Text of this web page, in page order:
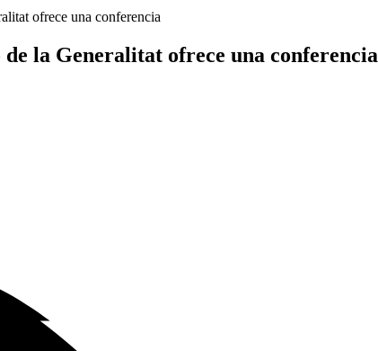
ofrece una conferencia
la Generalitat ofrece una conferencia